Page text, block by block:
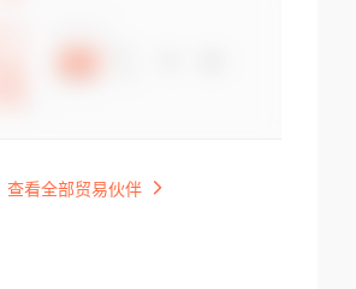
查看全部贸易伙伴